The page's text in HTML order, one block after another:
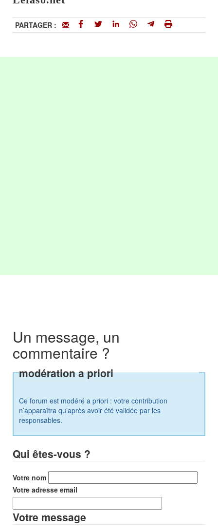
PARTAGER :
Un message, un
commentaire ?
modération a priori
Ce forum est modéré a priori : votre contribution
n’apparaîtra qu’après avoir été validée par les
responsables.
Qui êtes-vous ?
Votre nom
Votre adresse email
Votre message